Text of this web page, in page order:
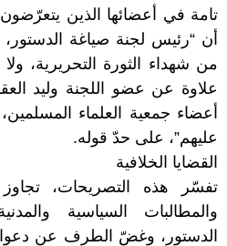
تامة في أعضائها الذين يتعرّضون
أن “رئيس لجنة صياغة
من شهداء الثورة التحريرية،
علاوة عن عضو اللجنة وليد
أعضاء جمعية العلماء المسلمين،
عليهم”، على حدّ قوله.
القضايا الخلافية
تفسّر هذه التصريحات، تجاوز
والمطالبات السياسية
الدستور، وغضّ الطرف عن